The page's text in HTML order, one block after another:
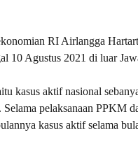
RI Airlangga
10 Agustus 2021 di luar
kasus aktif nasional
pelaksanaan PPKM
kasus aktif selama